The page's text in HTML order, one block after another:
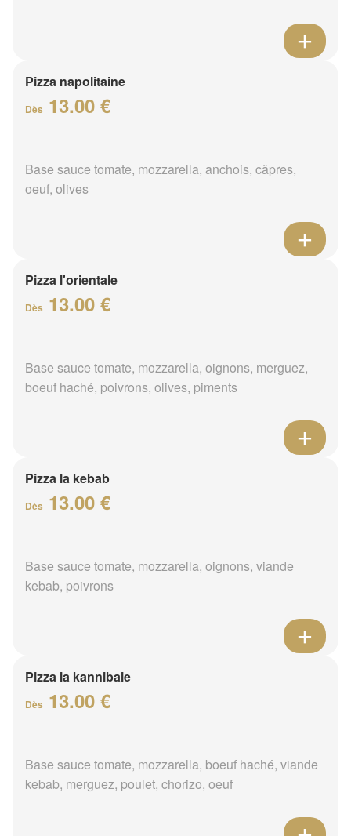
Pizza napolitaine
Dès 13.00 €
Base sauce tomate, mozzarella, anchois, câpres,
oeuf, olives
Pizza l'orientale
Dès 13.00 €
Base sauce tomate, mozzarella, oignons, merguez,
boeuf haché, poivrons, olives, piments
Pizza la kebab
Dès 13.00 €
Base sauce tomate, mozzarella, oignons, viande
kebab, poivrons
Pizza la kannibale
Dès 13.00 €
Base sauce tomate, mozzarella, boeuf haché, viande
kebab, merguez, poulet, chorizo, oeuf